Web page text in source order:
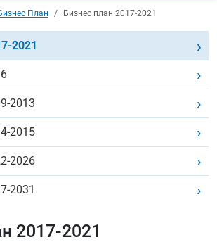
План Бизнес план 2017-2021
2021
2013
2015
2026
2031
2017-2021